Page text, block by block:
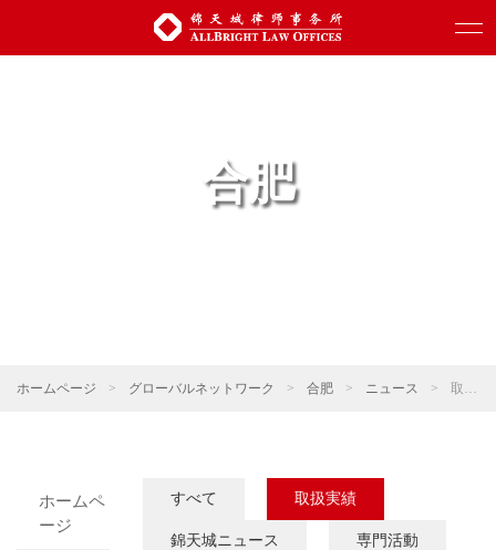
合肥
ホームページ > グローバルネットワーク > 合肥 > ニュース > 取扱実績
ホームペ
ージ
すべて 取扱実績
錦天城ニュース 専門活動